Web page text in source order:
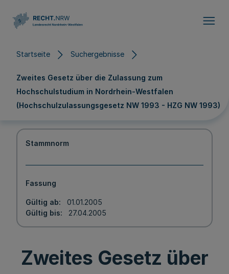
Startseite Suchergebnisse
Zweites Gesetz über die Zulassung zum
Hochschulstudium in Nordrhein-Westfalen
(Hochschulzulassungsgesetz NW 1993 - HZG NW 1993)
Stammnorm
Fassung
Gültig ab
01.01.2005
Gültig bis
27.04.2005
Zweites Gesetz über